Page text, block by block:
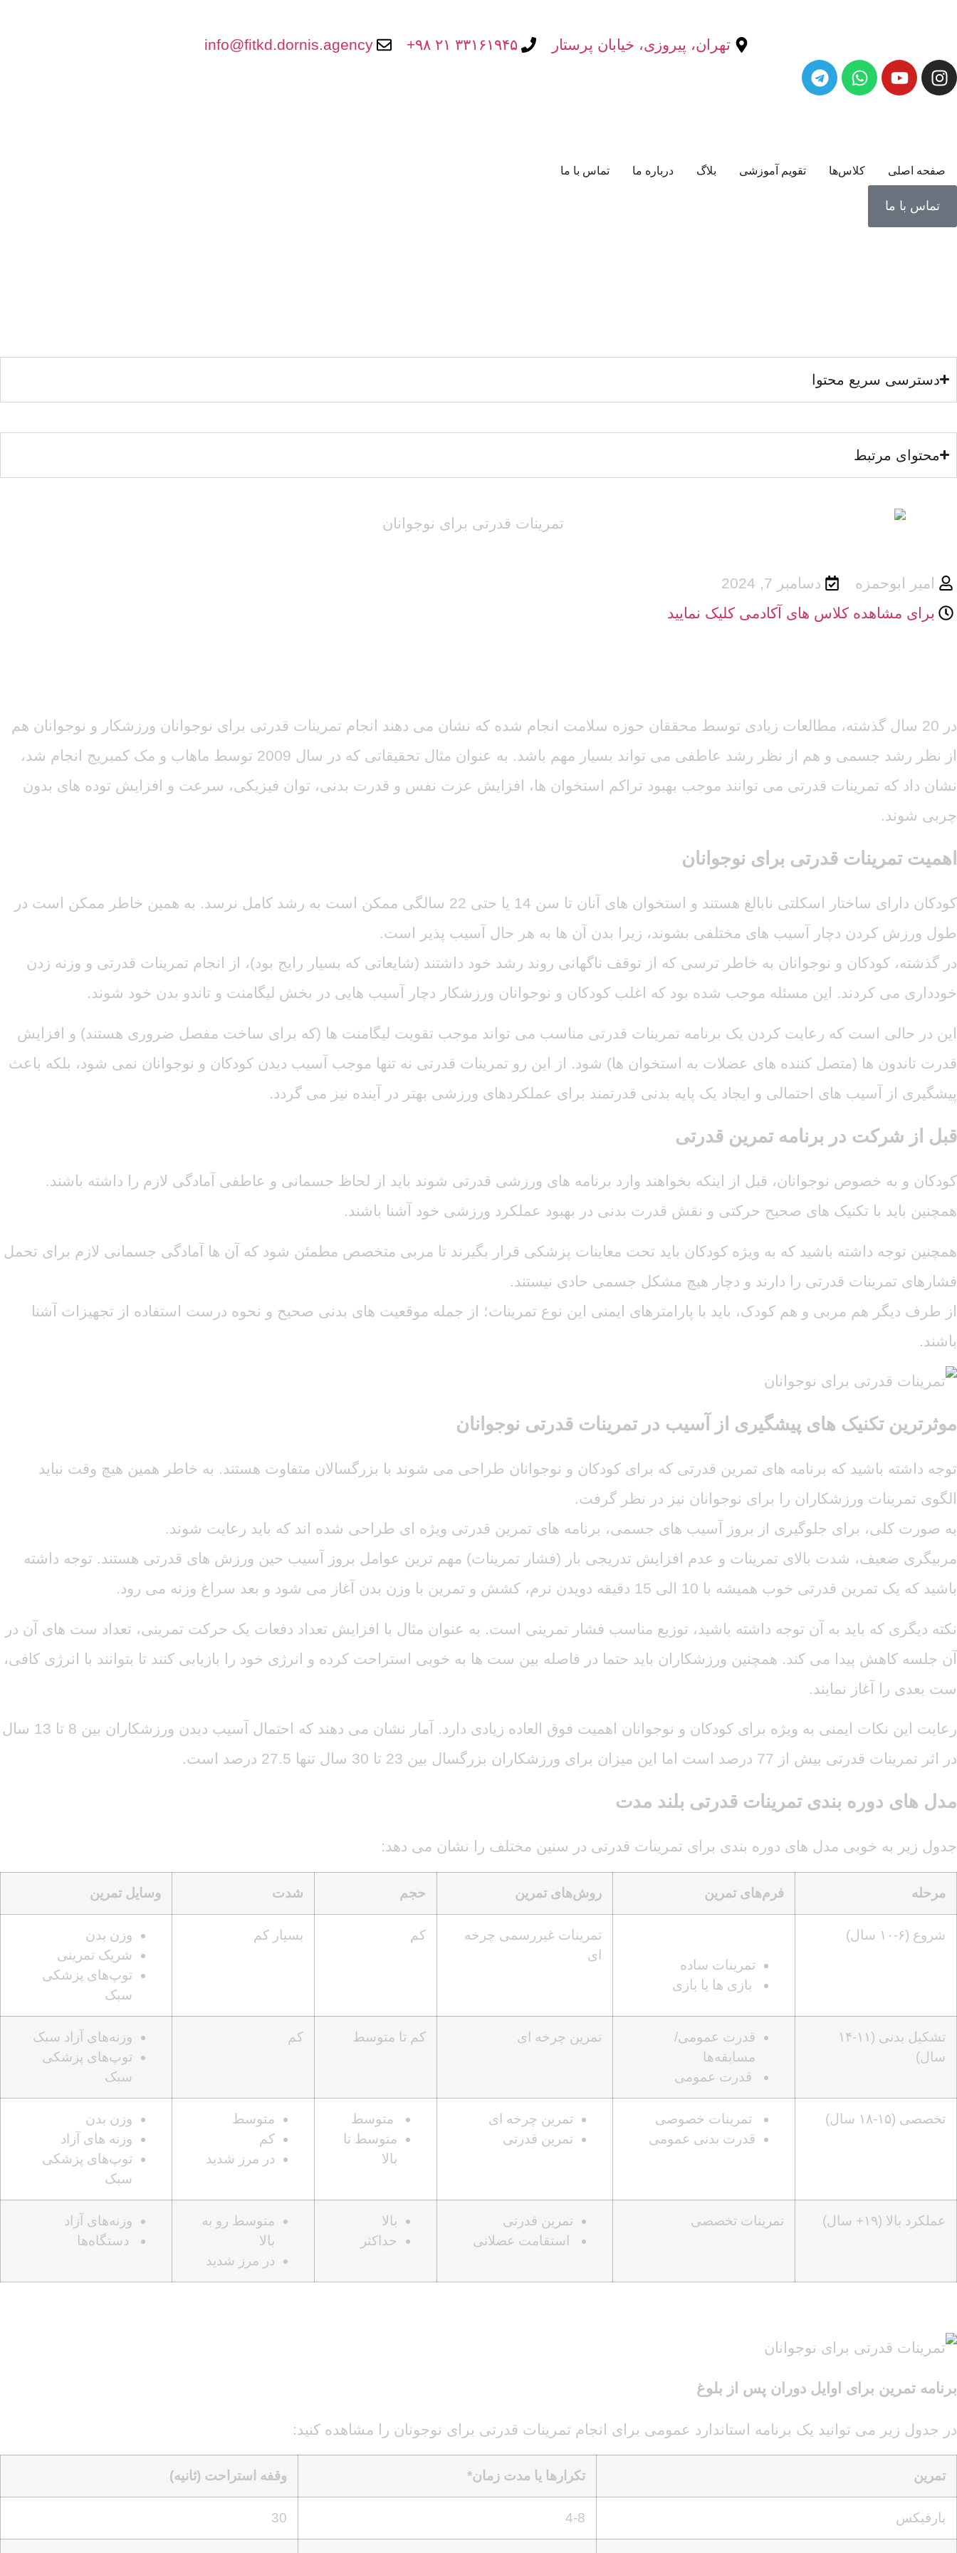
تهران، پیروزی، خیابان پرستار ۳۳۱۶۱۹۴۵ ۲۱ ۹۸+ info@fitkd.dornis.agency
صفحه اصلی کلاس‌ها تقویم آموزشی بلاگ درباره ما تماس با ما
تماس با ما
دسترسی سریع محتوا
محتوای مرتبط
امیر ابوحمزه
دسامبر 7, 2024
برای مشاهده کلاس های آکادمی کلیک نمایید
در 20 سال گذشته، مطالعات زیادی توسط محققان حوزه سلامت انجام شده که نشان می دهند انجام تمرینات قدرتی برای نوجوانان ورزشکار و نوجوانان هم
از نظر رشد جسمی و هم از نظر رشد عاطفی می تواند بسیار مهم باشد. به عنوان مثال تحقیقاتی که در سال 2009 توسط ماهاب و مک کمبریج انجام شد،
نشان داد که تمرینات قدرتی می توانند موجب بهبود تراکم استخوان ها، افزایش عزت نفس و قدرت بدنی، توان فیزیکی، سرعت و افزایش توده های بدون
چربی شوند.
اهمیت تمرینات قدرتی برای نوجوانان
کودکان دارای ساختار اسکلتی نابالغ هستند و استخوان های آنان تا سن 14 یا حتی 22 سالگی ممکن است به رشد کامل نرسد. به همین خاطر ممکن است در
طول ورزش کردن دچار آسیب های مختلفی بشوند، زیرا بدن آن ها به هر حال آسیب پذیر است.
در گذشته، کودکان و نوجوانان به خاطر ترسی که از توقف ناگهانی روند رشد خود داشتند (شایعاتی که بسیار رایج بود)، از انجام تمرینات قدرتی و وزنه زدن
خودداری می کردند. این مسئله موجب شده بود که اغلب کودکان و نوجوانان ورزشکار دچار آسیب هایی در بخش لیگامنت و تاندو بدن خود شوند.
این در حالی است که رعایت کردن یک برنامه تمرینات قدرتی مناسب می تواند موجب تقویت لیگامنت ها (که برای ساخت مفصل ضروری هستند) و افزایش
قدرت تاندون ها (متصل کننده های عضلات به استخوان ها) شود. از این رو تمرینات قدرتی نه تنها موجب آسیب دیدن کودکان و نوجوانان نمی شود، بلکه باعث
پیشگیری از آسیب های احتمالی و ایجاد یک پایه بدنی قدرتمند برای عملکردهای ورزشی بهتر در آینده نیز می گردد.
قبل از شرکت در برنامه تمرین قدرتی
کودکان و به خصوص نوجوانان، قبل از اینکه بخواهند وارد برنامه های ورزشی قدرتی شوند باید از لحاظ جسمانی و عاطفی آمادگی لازم را داشته باشند.
همچنین باید با تکنیک های صحیح حرکتی و نقش قدرت بدنی در بهبود عملکرد ورزشی خود آشنا باشند.
همچنین توجه داشته باشید که به ویژه کودکان باید تحت معاینات پزشکی قرار بگیرند تا مربی متخصص مطمئن شود که آن ها آمادگی جسمانی لازم برای تحمل
فشارهای تمرینات قدرتی را دارند و دچار هیچ مشکل جسمی حادی نیستند.
از طرف دیگر هم مربی و هم کودک، باید با پارامترهای ایمنی این نوع تمرینات؛ از جمله موقعیت های بدنی صحیح و نحوه درست استفاده از تجهیزات آشنا
باشند.
موثرترین تکنیک های پیشگیری از آسیب در تمرینات قدرتی نوجوانان
توجه داشته باشید که برنامه های تمرین قدرتی که برای کودکان و نوجوانان طراحی می شوند با بزرگسالان متفاوت هستند. به خاطر همین هیچ وقت نباید
الگوی تمرینات ورزشکاران را برای نوجوانان نیز در نظر گرفت.
به صورت کلی، برای جلوگیری از بروز آسیب های جسمی، برنامه های تمرین قدرتی ویژه ای طراحی شده اند که باید رعایت شوند.
مربیگری ضعیف، شدت بالای تمرینات و عدم افزایش تدریجی بار (فشار تمرینات) مهم ترین عوامل بروز آسیب حین ورزش های قدرتی هستند. توجه داشته
باشید که یک تمرین قدرتی خوب همیشه با 10 الی 15 دقیقه دویدن نرم، کشش و تمرین با وزن بدن آغاز می شود و بعد سراغ وزنه می رود.
نکته دیگری که باید به آن توجه داشته باشید، توزیع مناسب فشار تمرینی است. به عنوان مثال با افزایش تعداد دفعات یک حرکت تمرینی، تعداد ست های آن در
آن جلسه کاهش پیدا می کند. همچنین ورزشکاران باید حتما در فاصله بین ست ها به خوبی استراحت کرده و انرژی خود را بازیابی کنند تا بتوانند با انرژی کافی،
ست بعدی را آغاز نمایند.
رعایت این نکات ایمنی به ویژه برای کودکان و نوجوانان اهمیت فوق العاده زیادی دارد. آمار نشان می دهند که احتمال آسیب دیدن ورزشکاران بین 8 تا 13 سال
در اثر تمرینات قدرتی بیش از 77 درصد است اما این میزان برای ورزشکاران بزرگسال بین 23 تا 30 سال تنها 27.5 درصد است.
مدل های دوره بندی تمرینات قدرتی بلند مدت
جدول زیر به خوبی مدل های دوره بندی برای تمرینات قدرتی در سنین مختلف را نشان می دهد:
مرحله فرم‌های تمرین روش‌های تمرین حجم شدت وسایل تمرین
شروع (۶-۱۰ سال)
تمرینات ساده
بازی‌ ها یا بازی
تمرینات غیررسمی چرخه
ای
کم بسیار کم
وزن بدن
شریک تمرینی
توپ‌های پزشکی
سبک
تشکیل بدنی (۱۱-۱۴
سال)
قدرت عمومی/
مسابقه‌ها
قدرت عمومی
تمرین چرخه ای کم تا متوسط کم
وزنه‌های آزاد سبک
توپ‌های پزشکی
سبک
تخصصی (۱۵-۱۸ سال)
تمرینات خصوصی
قدرت بدنی عمومی
تمرین چرخه ای
تمرین قدرتی
متوسط
متوسط تا
بالا
متوسط
کم
در مرز شدید
وزن بدن
وزنه های آزاد
توپ‌های پزشکی
سبک
عملکرد بالا (۱۹+ سال) تمرینات تخصصی
تمرین قدرتی
استقامت عضلانی
بالا
حداکثر
متوسط رو به
بالا
در مرز شدید
وزنه‌های آزاد
دستگاه‌ها
برنامه تمرین برای اوایل دوران پس از بلوغ
در جدول زیر می توانید یک برنامه استاندارد عمومی برای انجام تمرینات قدرتی برای نوجونان را مشاهده کنید:
تمرین تکرارها یا مدت زمان* وقفه استراحت (ثانیه)
بارفیکس 4-8
30